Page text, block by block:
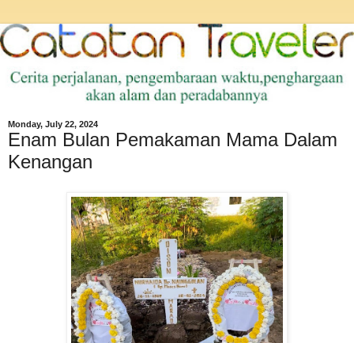
Monday, July 22, 2024
Enam Bulan Pemakaman Mama Dalam
Kenangan